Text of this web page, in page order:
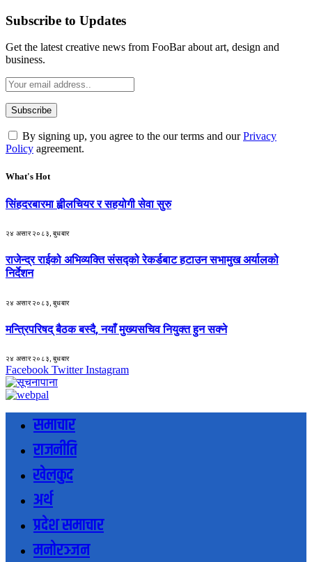
Subscribe to Updates
Get the latest creative news from FooBar about art, design and
business.
By signing up, you agree to the our terms and ourPrivacy
Policy agreement.
What's Hot
सिंहदरबारमा ह्वीलचियर र सहयोगी सेवा सुरु
२४ असार २०८३, बुधबार
राजेन्द्र राईको अभिव्यक्ति संसद्को रेकर्डबाट हटाउन सभामुख अर्यालको
निर्देशन
२४ असार २०८३, बुधबार
मन्त्रिपरिषद् बैठक बस्दै, नयाँ मुख्यसचिव नियुक्त हुन सक्ने
२४ असार २०८३, बुधबार
Facebook Twitter Instagram
समाचार
राजनीति
खेलकुद
अर्थ
प्रदेश समाचार
मनोरञ्जन